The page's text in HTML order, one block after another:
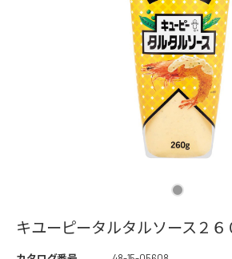
キユーピータルタルソース２６